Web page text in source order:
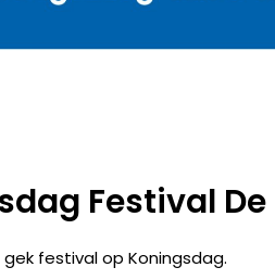
Festival
festival op Koningsdag.